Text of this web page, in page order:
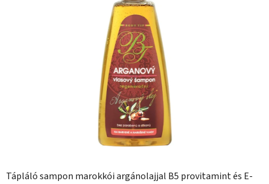
Tápláló sampon marokkói argánolajjal B5 provitamint és E-